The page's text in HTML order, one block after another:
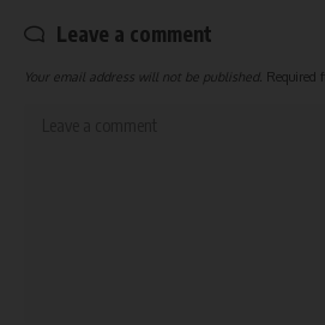
Leave a comment
Your email address will not be published. Required